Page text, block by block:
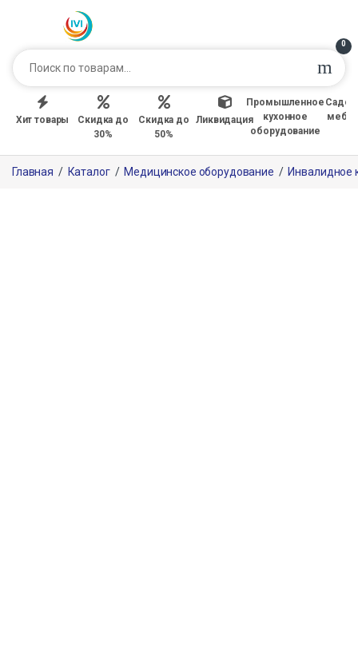
0
Хит товары
Скидка до
30%
Скидка до
50%
Ликвидация
Промышленное
кухонное
оборудование
Главная / Каталог / Медицинское оборудование / Инвалидное